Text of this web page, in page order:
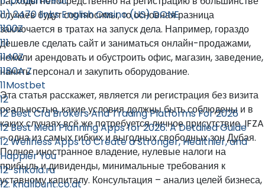
случаев будут соотносимы, то основная разница
заключается в тратах на запуск дела. Например, гораздо
дешевле сделать сайт и заниматься онлайн-продажами,
нежели арендовать и обустроить офис, магазин, заведение,
нанять персонал и закупить оборудование.
Эта статья расскажет, является ли регистрация без визита
реальностью, какие условия должны быть соблюдены и в
каких случаях всё же потребуется личное присутствие. IFZA
– одна из самых гибких и выгодных свободных зон Дубая.
Полное иностранное владение, нулевые налоги на
прибыль и дивиденды, минимальные требования к
уставному капиталу. Консультация – анализ целей бизнеса,
11) 2470 links English Casino (US) DONE
1100Z
111
1140Z
1180A Z
11Mostbet
12
12 Best Cfd Brokers And Trading Platforms For 2026
12 Best Meal Planning Apps for 2026: A Detailed Guide
12 Wellness Apps to Create a Stronger, Healthier, and
Happier You
12-shkola.ru
12. knallbunt.co.at